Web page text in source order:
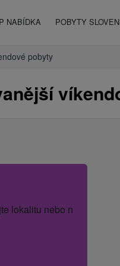
NABÍDKA POBYTY
pobyty
lokalitu nebo název hotelu.